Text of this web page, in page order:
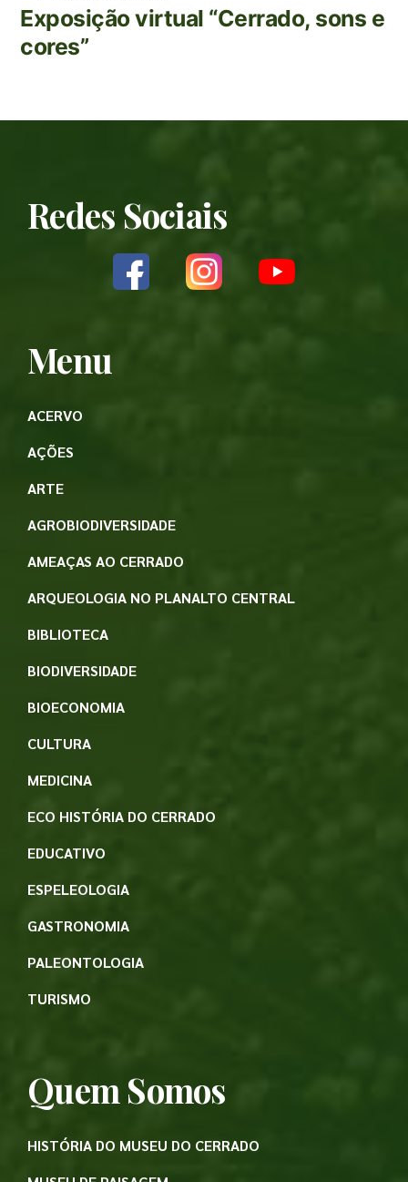
Exposição virtual “Cerrado, sons e
cores”
Redes Sociais
Menu
ACERVO
AÇÕES
ARTE
AGROBIODIVERSIDADE
AMEAÇAS AO CERRADO
ARQUEOLOGIA NO PLANALTO CENTRAL
BIBLIOTECA
BIODIVERSIDADE
BIOECONOMIA
CULTURA
MEDICINA
ECO HISTÓRIA DO CERRADO
EDUCATIVO
ESPELEOLOGIA
GASTRONOMIA
PALEONTOLOGIA
TURISMO
Quem Somos
HISTÓRIA DO MUSEU DO CERRADO